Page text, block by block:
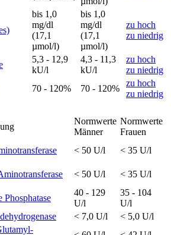
bis 1,0
mg/dl
(17,1
µmol/l)
bis 1,0
mg/dl
(17,1
µmol/l)
zu hoch
zu niedrig
5,3 - 12,9
kU/l
4,3 - 11,3
kU/l
zu hoch
zu niedrig
70 - 120% 70 - 120%
zu hoch
zu niedrig
Normwerte
Männer
Normwerte
Frauen
< 50 U/l
< 35 U/l
< 50 U/l < 35 U/l
Phosphatase
40 - 129
U/l
35 - 104
U/l
< 7,0 U/l
< 5,0 U/l